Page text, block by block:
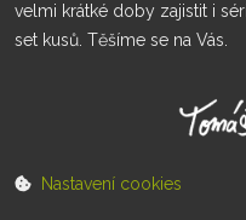
velmi krátké doby zajistit i
set kusů. Těšíme se na Vás.
Nastavení cookies